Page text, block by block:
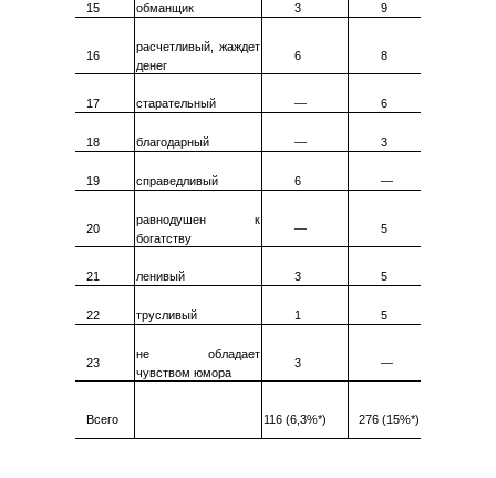
15 обманщик 3 9
16
расчетливый, жаждет
денег
6 8
17 старательный — 6
18 благодарный — 3
19 справедливый 6 —
20
равнодушен к
богатству
— 5
21 ленивый 3 5
22 трусливый 1 5
23
не обладает
чувством юмора
3 —
Всего 116 (6,3%*) 276 (15%*)